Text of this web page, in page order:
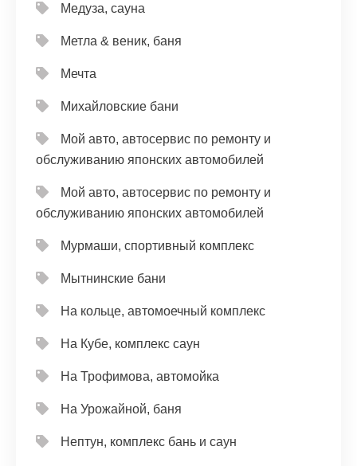
Медуза, сауна
Метла & веник, баня
Мечта
Михайловские бани
Мой авто, автосервис по ремонту и
обслуживанию японских автомобилей
Мой авто, автосервис по ремонту и
обслуживанию японских автомобилей
Мурмаши, спортивный комплекс
Мытнинские бани
На кольце, автомоечный комплекс
На Кубе, комплекс саун
На Трофимова, автомойка
На Урожайной, баня
Нептун, комплекс бань и саун